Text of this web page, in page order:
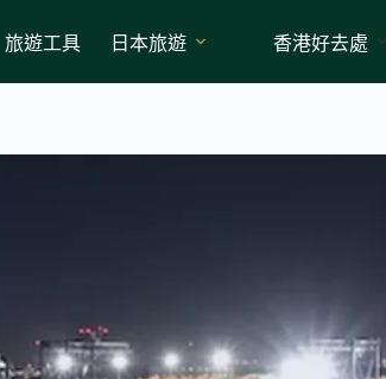
旅遊工具 日本旅遊 香港好去處